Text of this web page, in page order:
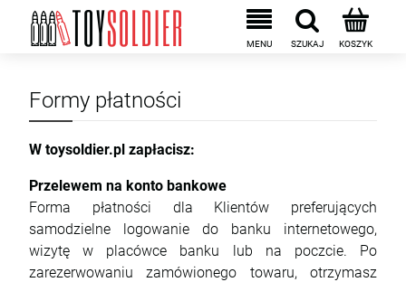
Formy płatności
W toysoldier.pl zapłacisz:
Przelewem na konto bankowe
Forma płatności dla Klientów preferujących
samodzielne logowanie do banku internetowego,
wizytę w placówce banku lub na poczcie. Po
zarezerwowaniu zamówionego towaru, otrzymasz